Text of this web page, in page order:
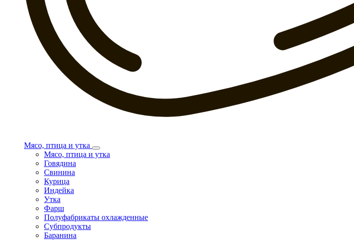
Мясо, птица и утка
Мясо, птица и утка
Говядина
Свинина
Курица
Индейка
Утка
Фарш
Полуфабрикаты охлажденные
Субпродукты
Баранина